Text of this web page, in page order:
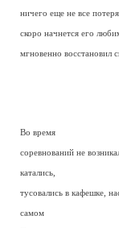
ничего еще не все
скоро начнется его
мгновенно восстановил
Во время
соревнований не
катались,
тусовались в кафешке,
самом